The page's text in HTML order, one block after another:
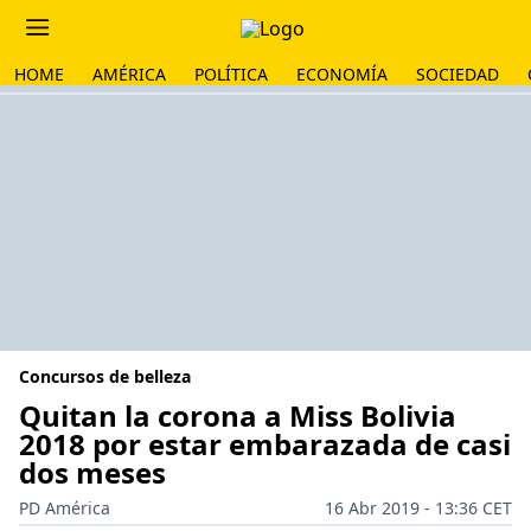
HOME AMÉRICA POLÍTICA ECONOMÍA SOCIEDAD
Concursos de belleza
Quitan la corona a Miss Bolivia
2018 por estar embarazada de casi
dos meses
PD América
16 Abr 2019 - 13:36 CET